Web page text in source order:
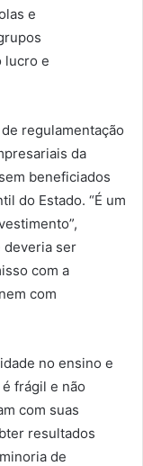
e
lucro e
regulamentação
da
beneficiados
do Estado. “É um
deveria ser
com a
com
no ensino e
frágil e não
com suas
resultados
de